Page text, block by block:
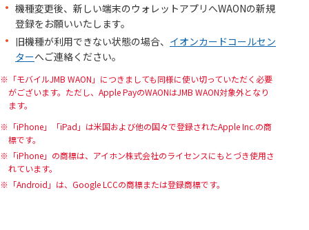
機種変更後、新しい端末のウォレットアプリへWAONの新規
登録をお願いいたします。
旧機種が利用できない状態の場合、 イオンカードコールセン
ターへご連絡ください。
「モバイルJMB WAON」につきましても同様に使い切っていただく必要
がございます。ただし、Apple PayのWAONはJMB WAON対象外となり
ます。
「iPhone」「iPad」は米国および他の国々で登録されたApple Inc.の商
標です。
「iPhone」の商標は、アイホン株式会社のライセンスにもとづき使用さ
れています。
「Android」は、Google LCCの商標または登録商標です。